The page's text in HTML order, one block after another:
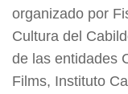
organizado por
Cultura del
de las entidades
Films, Instituto